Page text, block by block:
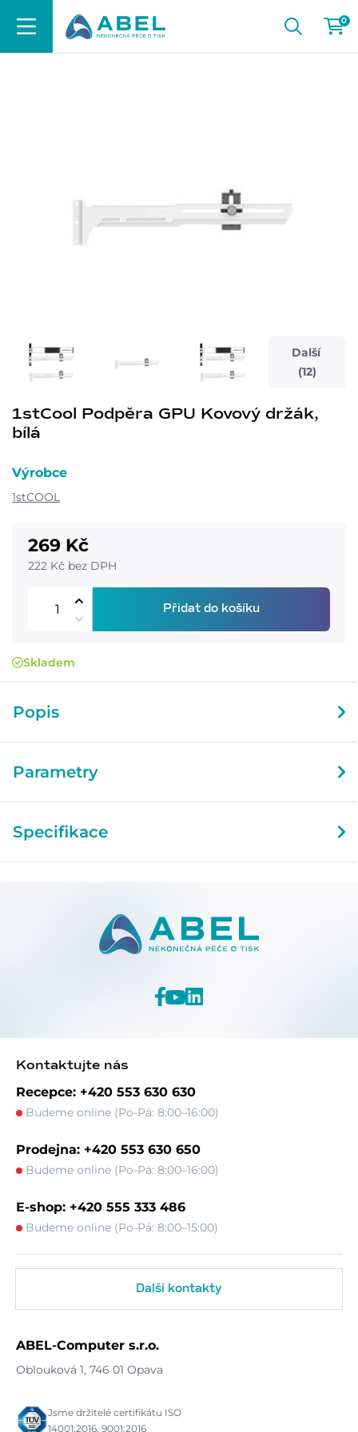
0
Další
(12)
1stCool Podpěra GPU Kovový držák,
bílá
Výrobce
1stCOOL
269 Kč
222 Kč bez DPH
Přidat do košíku
Skladem
Popis
Parametry
Specifikace
Kontaktujte nás
Recepce: +420 553 630 630
Budeme online (Po-Pá: 8:00–16:00)
Prodejna: +420 553 630 650
Budeme online (Po-Pá: 8:00–16:00)
E-shop: +420 555 333 486
Budeme online (Po-Pá: 8:00–15:00)
Další kontakty
ABEL-Computer s.r.o.
Oblouková 1, 746 01 Opava
Jsme držitelé certifikátu ISO
14001:2016, 9001:2016